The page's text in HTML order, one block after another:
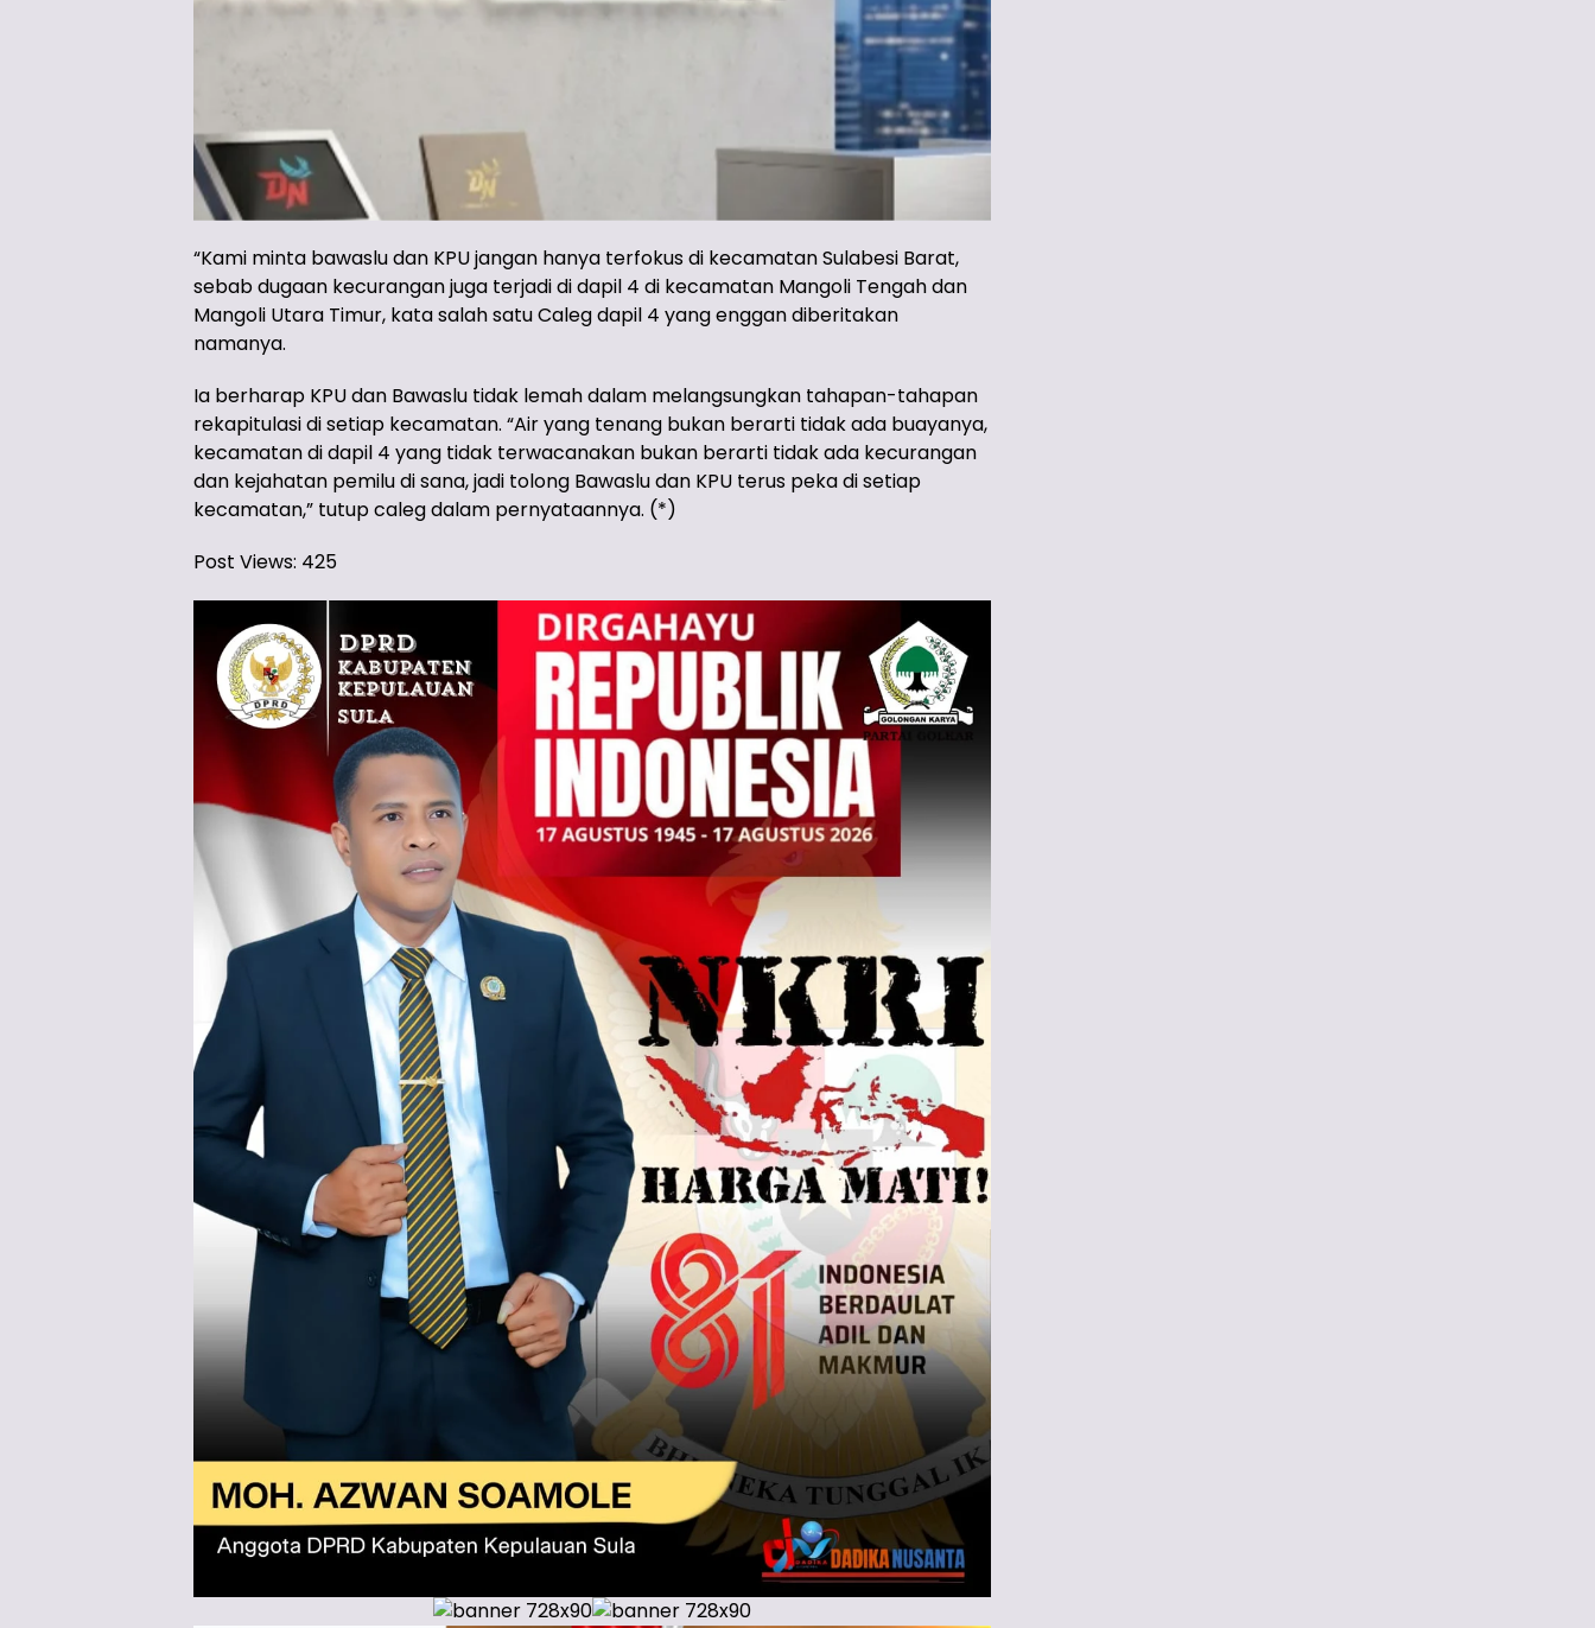
“Kami minta bawaslu dan KPU jangan hanya terfokus di kecamatan Sulabesi Barat,
sebab dugaan kecurangan juga terjadi di dapil 4 di kecamatan Mangoli Tengah dan
Mangoli Utara Timur, kata salah satu Caleg dapil 4 yang enggan diberitakan
namanya.
Ia berharap KPU dan Bawaslu tidak lemah dalam melangsungkan tahapan-tahapan
rekapitulasi di setiap kecamatan. “Air yang tenang bukan berarti tidak ada buayanya,
kecamatan di dapil 4 yang tidak terwacanakan bukan berarti tidak ada kecurangan
dan kejahatan pemilu di sana, jadi tolong Bawaslu dan KPU terus peka di setiap
kecamatan,” tutup caleg dalam pernyataannya. (*)
Post Views: 425